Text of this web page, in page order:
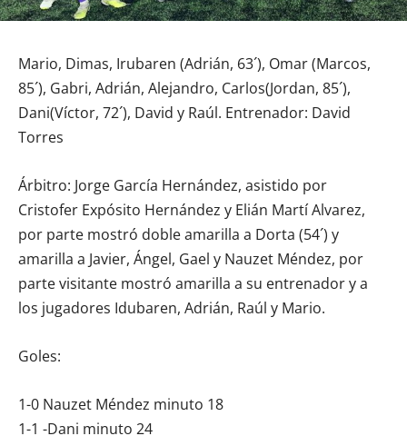
Mario, Dimas, Irubaren (Adrián, 63´), Omar (Marcos,
85´), Gabri, Adrián, Alejandro, Carlos(Jordan, 85´),
Dani(Víctor, 72´), David y Raúl. Entrenador: David
Torres
Árbitro: Jorge García Hernández, asistido por
Cristofer Expósito Hernández y Elián Martí Alvarez,
por parte mostró doble amarilla a Dorta (54´) y
amarilla a Javier, Ángel, Gael y Nauzet Méndez, por
parte visitante mostró amarilla a su entrenador y a
los jugadores Idubaren, Adrián, Raúl y Mario.
Goles:
1-0 Nauzet Méndez minuto 18
1-1 -Dani minuto 24